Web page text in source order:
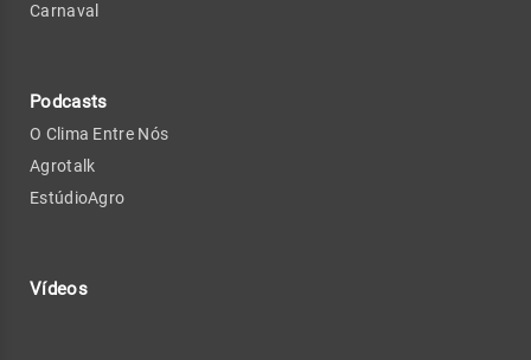
Carnaval
Podcasts
O Clima Entre Nós
Agrotalk
EstúdioAgro
Vídeos